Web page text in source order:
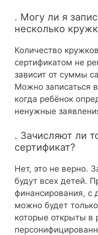
. Могу ли я
несколько
Количество
сертификатом не
зависит от суммы
Можно записаться
когда ребёнок
ненужные
. Зачисляют ли
сертификат?
Нет, это не верно.
будут всех детей.
финансирования,
можно будет
которые открыты в